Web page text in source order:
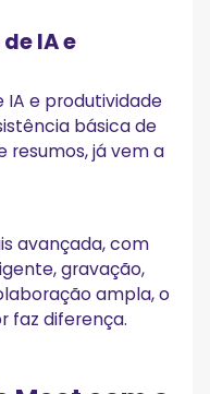
IA e
IA e produtividade
básica de
resumos, já vem a
avançada, com
gravação,
ampla, o
faz diferença.